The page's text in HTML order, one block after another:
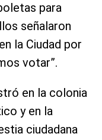
para
señalaron
la Ciudad por
votar”.
en la colonia
y en la
ciudadana